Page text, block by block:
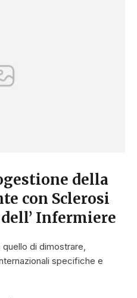
della
con Sclerosi
Infermiere
di dimostrare,
specifiche e